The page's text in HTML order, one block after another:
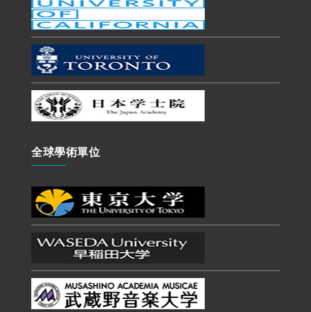
全球學術單位